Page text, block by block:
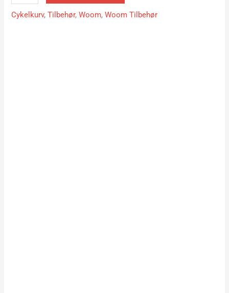
Cykelkurv,Tilbehør,Woom,Woom Tilbehør